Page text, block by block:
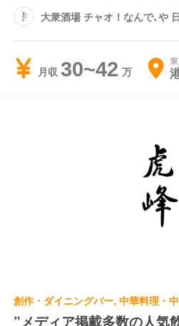
大衆酒場 チャオ！なんで､や
月収 30~42
”メディア掲載多数の人気